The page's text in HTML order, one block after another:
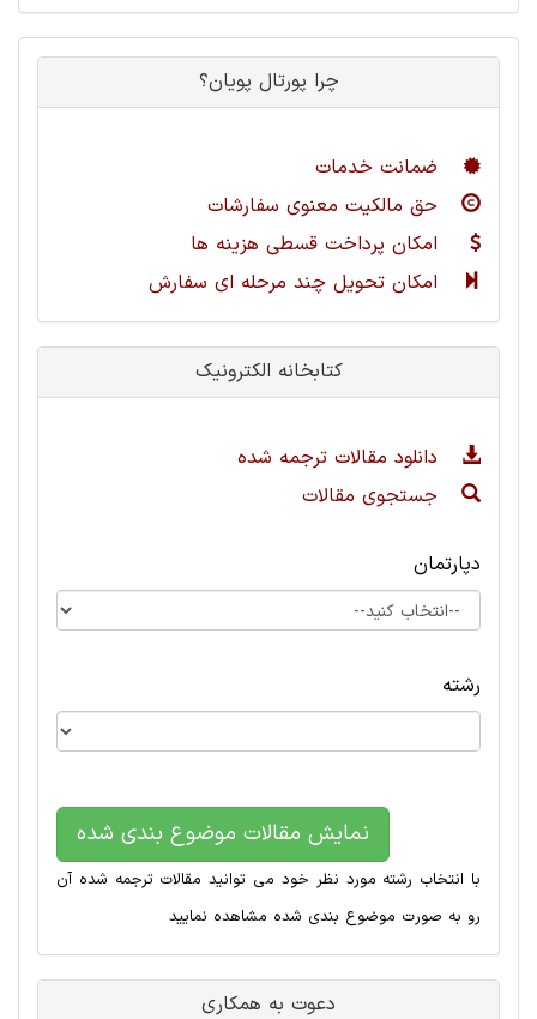
چرا پورتال پویان؟
ضمانت خدمات
حق مالکیت معنوی سفارشات
امکان پرداخت قسطی هزینه ها
امکان تحویل چند مرحله ای سفارش
کتابخانه الکترونیک
دانلود مقالات ترجمه شده
جستجوی مقالات
دپارتمان
رشته
نمایش مقالات موضوع بندی شده
با انتخاب رشته مورد نظر خود می توانید مقالات ترجمه شده آن
رو به صورت موضوع بندی شده مشاهده نمایید
دعوت به همکاری